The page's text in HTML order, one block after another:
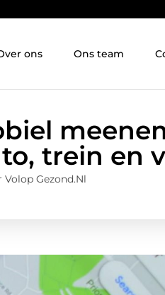
ons Ons team
trein en
Gezond.nl